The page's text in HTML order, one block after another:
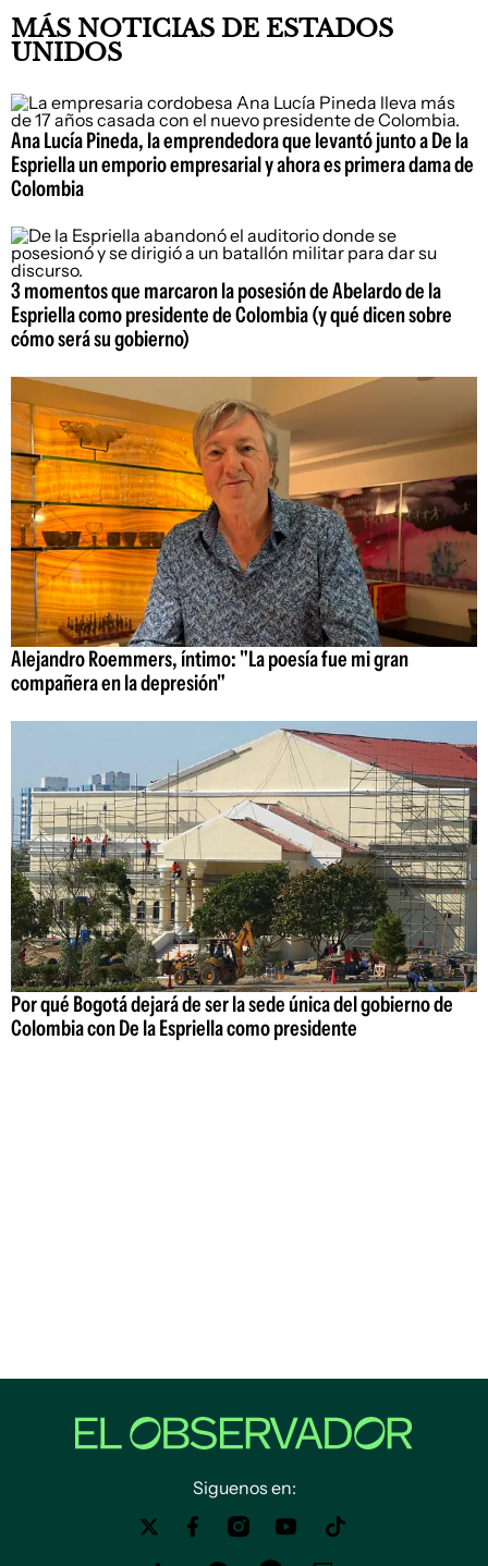
MÁS NOTICIAS DE ESTADOS
UNIDOS
Ana Lucía Pineda, la emprendedora que levantó junto a De la
Espriella un emporio empresarial y ahora es primera dama de
Colombia
3 momentos que marcaron la posesión de Abelardo de la
Espriella como presidente de Colombia (y qué dicen sobre
cómo será su gobierno)
Alejandro Roemmers, íntimo: "La poesía fue mi gran
compañera en la depresión"
Por qué Bogotá dejará de ser la sede única del gobierno de
Colombia con De la Espriella como presidente
Siguenos en: